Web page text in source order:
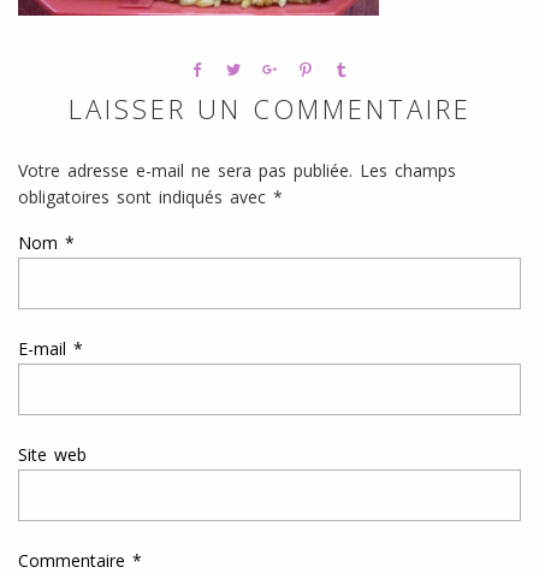
LAISSER UN COMMENTAIRE
Votre adresse e-mail ne sera pas publiée. Les champs
obligatoires sont indiqués avec *
Nom *
E-mail *
Site web
Commentaire *